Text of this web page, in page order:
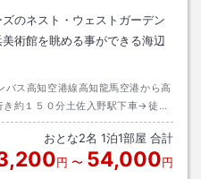
のネスト・ウェストガーデン
術館を眺める事ができる海辺
ス高知空港線高知龍馬空港から高
約１５０分土佐入野駅下車→徒歩
おとな2名 1泊1部屋 合計
円 〜 54,000円